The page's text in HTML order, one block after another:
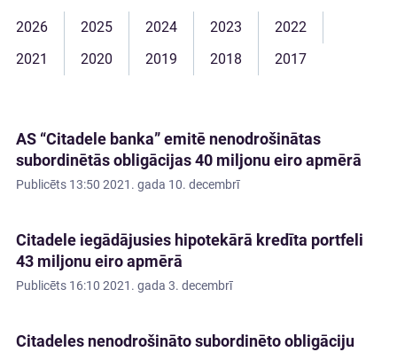
2026 2025 2024 2023
2022
2021
2020 2019 2018 2017
AS “Citadele banka” emitē nenodrošinātas
subordinētās obligācijas 40 miljonu eiro apmērā
Publicēts 13:50 2021. gada 10. decembrī
Citadele iegādājusies hipotekārā kredīta portfeli
43 miljonu eiro apmērā
Publicēts 16:10 2021. gada 3. decembrī
Citadeles nenodrošināto subordinēto obligāciju